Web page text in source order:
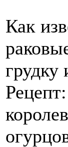
Как
грудку